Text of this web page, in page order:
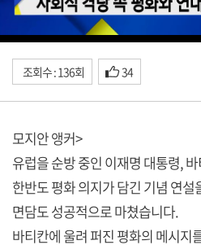
조회수 : 136회 34
모지안 앵커>
유럽을 순방 중인 이재명 대통령,
한반도 평화 의지가 담긴 기념 연설
면담도 성공적으로 마쳤습니다.
바티칸에 울려 퍼진 평화의 메시지